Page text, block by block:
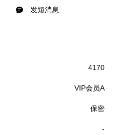
发短消息
4170
VIP会员A
保密
-